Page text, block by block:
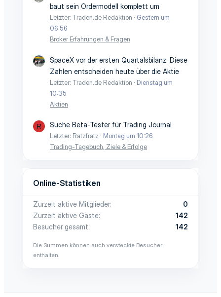
baut sein Ordermodell komplett um
Letzter: Traden.de Redaktion
Gestern um
06:56
Broker Erfahrungen & Fragen
SpaceX vor der ersten Quartalsbilanz: Diese
Zahlen entscheiden heute über die Aktie
Letzter: Traden.de Redaktion
Dienstag um
10:35
Aktien
R Suche Beta-Tester für Trading Journal
Letzter: Ratzfratz
Montag um 10:26
Trading-Tagebuch, Ziele & Erfolge
Online-Statistiken
Zurzeit aktive Mitglieder
0
Zurzeit aktive Gäste
142
Besucher gesamt
142
Die Summen können auch versteckte Besucher
enthalten.